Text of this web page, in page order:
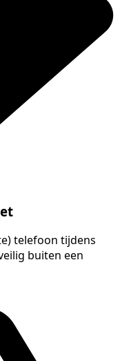
telefoon tijdens
buiten een